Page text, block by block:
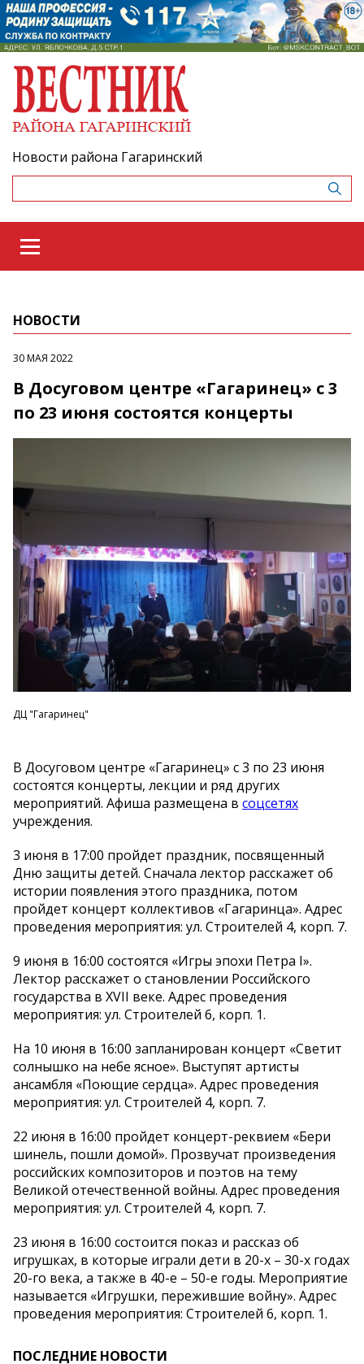
Новости района Гагаринский
НОВОСТИ
30 МАЯ 2022
В Досуговом центре «Гагаринец» с 3
по 23 июня состоятся концерты
ДЦ "Гагаринец"
В Досуговом центре «Гагаринец» с 3 по 23 июня
состоятся концерты, лекции и ряд других
мероприятий. Афиша размещена в соцсетях
учреждения.
3 июня в 17:00 пройдет праздник, посвященный
Дню защиты детей. Сначала лектор расскажет об
истории появления этого праздника, потом
пройдет концерт коллективов «Гагаринца». Адрес
проведения мероприятия: ул. Строителей 4, корп. 7.
9 июня в 16:00 состоятся «Игры эпохи Петра I».
Лектор расскажет о становлении Российского
государства в XVII веке. Адрес проведения
мероприятия: ул. Строителей 6, корп. 1.
На 10 июня в 16:00 запланирован концерт «Светит
солнышко на небе ясное». Выступят артисты
ансамбля «Поющие сердца». Адрес проведения
мероприятия: ул. Строителей 4, корп. 7.
22 июня в 16:00 пройдет концерт-реквием «Бери
шинель, пошли домой». Прозвучат произведения
российских композиторов и поэтов на тему
Великой отечественной войны. Адрес проведения
мероприятия: ул. Строителей 4, корп. 7.
23 июня в 16:00 состоится показ и рассказ об
игрушках, в которые играли дети в 20-х – 30-х годах
20-го века, а также в 40-е – 50-е годы. Мероприятие
называется «Игрушки, пережившие войну». Адрес
проведения мероприятия: Строителей 6, корп. 1.
ПОСЛЕДНИЕ НОВОСТИ